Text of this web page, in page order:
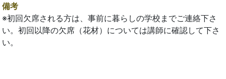
備考
※初回欠席される方は、事前に暮らしの学校までご連絡下さ
い。初回以降の欠席（花材）については講師に確認して下さ
い。